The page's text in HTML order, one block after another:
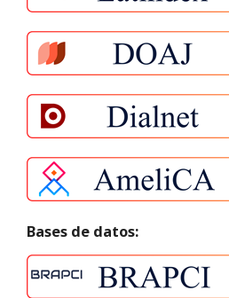
Bases de datos: